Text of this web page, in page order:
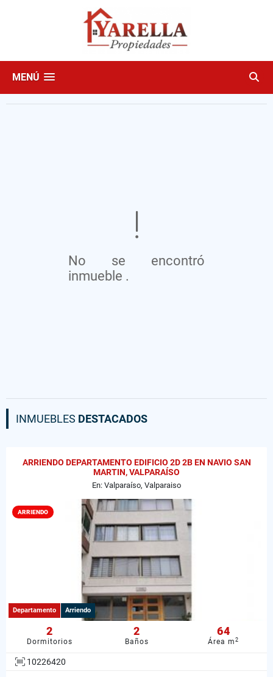
MENÚ
No se encontró
inmueble .
INMUEBLES DESTACADOS
ARRIENDO DEPARTAMENTO EDIFICIO 2D 2B EN NAVIO SAN
MARTIN, VALPARAÍSO
En: Valparaíso, Valparaiso
ARRIENDO
Departamento Arriendo
2
Dormitorios
2
Baños
64
Área m2
10226420